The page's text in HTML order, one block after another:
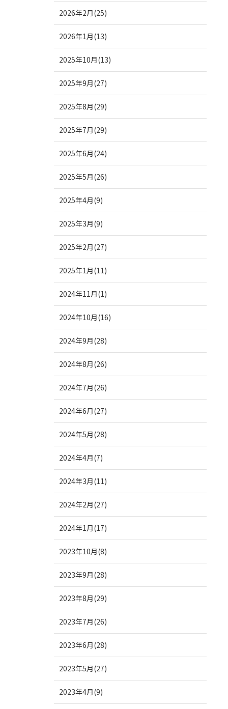
2026年2月(25)
2026年1月(13)
2025年10月(13)
2025年9月(27)
2025年8月(29)
2025年7月(29)
2025年6月(24)
2025年5月(26)
2025年4月(9)
2025年3月(9)
2025年2月(27)
2025年1月(11)
2024年11月(1)
2024年10月(16)
2024年9月(28)
2024年8月(26)
2024年7月(26)
2024年6月(27)
2024年5月(28)
2024年4月(7)
2024年3月(11)
2024年2月(27)
2024年1月(17)
2023年10月(8)
2023年9月(28)
2023年8月(29)
2023年7月(26)
2023年6月(28)
2023年5月(27)
2023年4月(9)